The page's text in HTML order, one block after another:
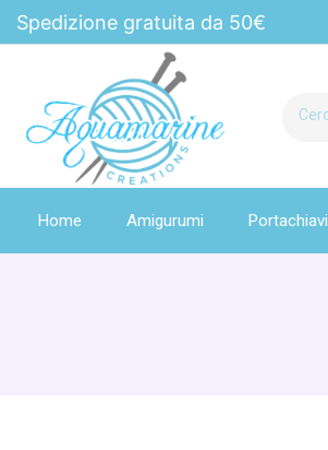
Spedizione gratuita da 50€
Home Amigurumi Portachiavi